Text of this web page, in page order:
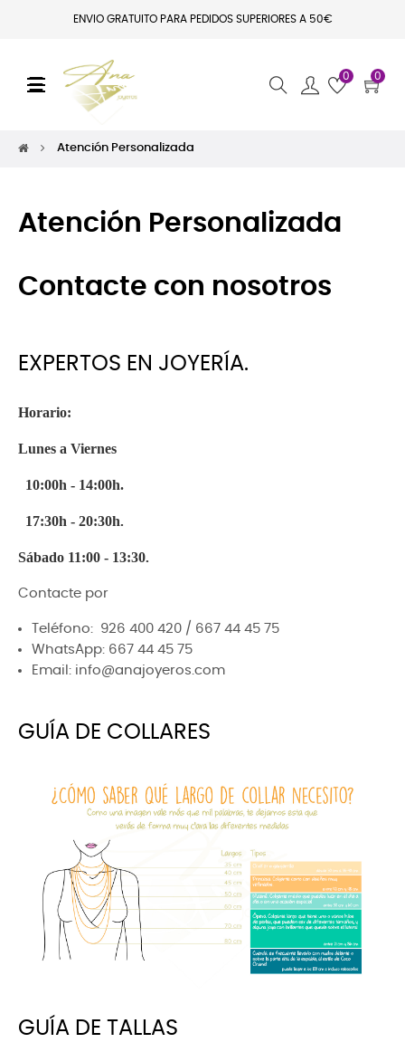
ENVIO GRATUITO PARA PEDIDOS SUPERIORES A 50€
Navegación de palanca
☰ 0 0
Atención Personalizada
Atención Personalizada
Contacte con nosotros
EXPERTOS EN JOYERÍA.
Horario:
Lunes a Viernes
10:00h - 14:00h.
17:30h - 20:30h.
Sábado 11:00 - 13:30.
Contacte por
Teléfono: 926 400 420 / 667 44 45 75
WhatsApp: 667 44 45 75
Email: info@anajoyeros.com
GUÍA DE COLLARES
GUÍA DE TALLAS